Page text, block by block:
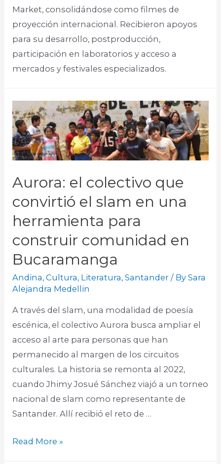
Market, consolidándose como filmes de
proyección internacional. Recibieron apoyos
para su desarrollo, postproducción,
participación en laboratorios y acceso a
mercados y festivales especializados.​
Aurora: el colectivo que
convirtió el slam en una
herramienta para
construir comunidad en
Bucaramanga
Andina,Cultura, Literatura,Santander / BySara
Alejandra Medellin
A través del slam, una modalidad de poesía
escénica, el colectivo Aurora busca ampliar el
acceso al arte para personas que han
permanecido al margen de los circuitos
culturales. La historia se remonta al 2022,
cuando Jhimy Josué Sánchez viajó a un torneo
nacional de slam como representante de
Santander. Allí recibió el reto de …
Read More »